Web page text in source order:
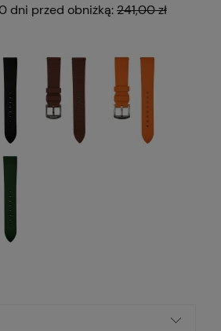
dni przed obniżką:241,00 zł